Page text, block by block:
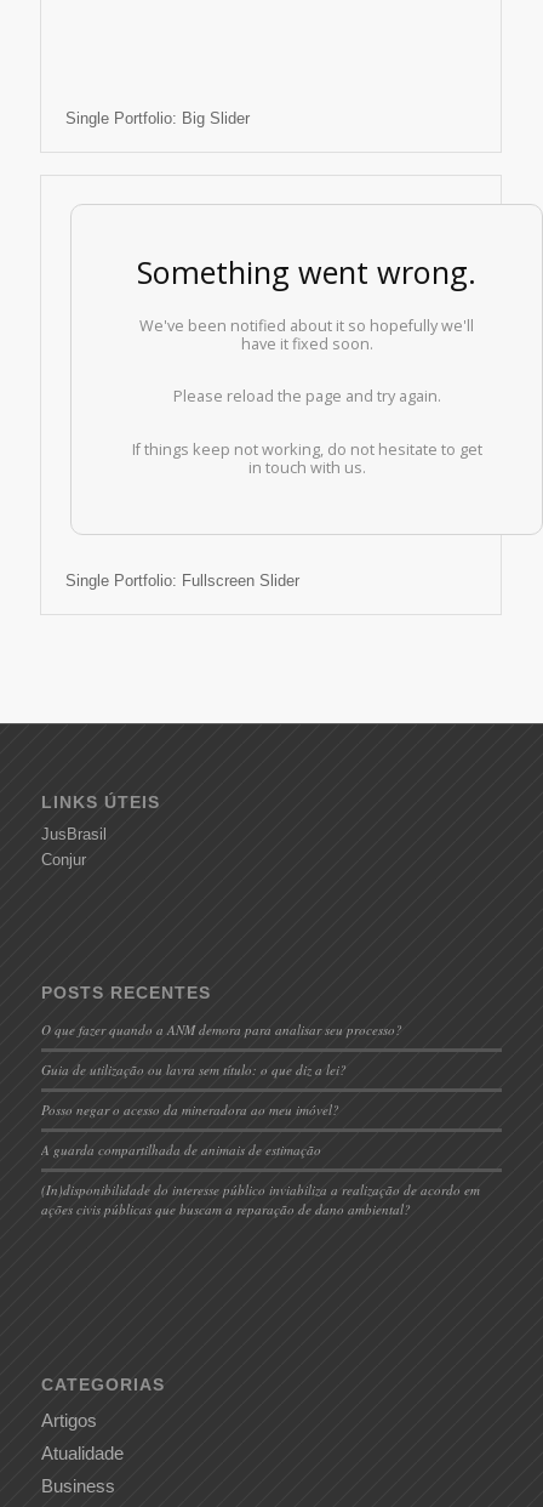
Single Portfolio: Big Slider
Single Portfolio: Fullscreen Slider
LINKS ÚTEIS
JusBrasil
Conjur
POSTS RECENTES
O que fazer quando a ANM demora para analisar seu processo?
Guia de utilização ou lavra sem título: o que diz a lei?
Posso negar o acesso da mineradora ao meu imóvel?
A guarda compartilhada de animais de estimação
(In)disponibilidade do interesse público inviabiliza a realização de acordo em
ações civis públicas que buscam a reparação de dano ambiental?
CATEGORIAS
Artigos
Atualidade
Business